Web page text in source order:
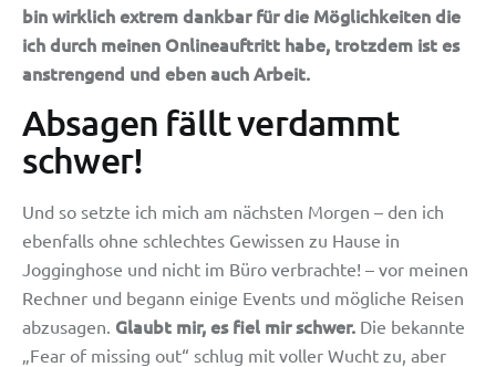
bin wirklich extrem dankbar für die Möglichkeiten die
ich durch meinen Onlineauftritt habe, trotzdem ist es
anstrengend und eben auch Arbeit.
Absagen fällt verdammt
schwer!
Und so setzte ich mich am nächsten Morgen – den ich
ebenfalls ohne schlechtes Gewissen zu Hause in
Jogginghose und nicht im Büro verbrachte! – vor meinen
Rechner und begann einige Events und mögliche Reisen
abzusagen. Glaubt mir, es fiel mir schwer. Die bekannte
„Fear of missing out“ schlug mit voller Wucht zu, aber